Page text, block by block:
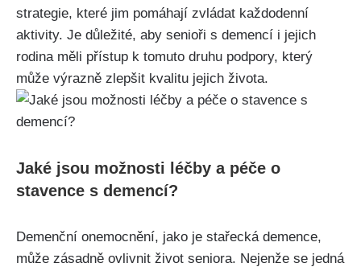
strategie, které jim pomáhají zvládat každodenní
aktivity. Je důležité, aby senioři s demencí i jejich
rodina měli přístup k tomuto druhu podpory, který
může výrazně zlepšit kvalitu jejich života.
Jaké jsou možnosti léčby a péče o
stavence s demencí?
Demenční onemocnění, jako je stařecká demence,
může zásadně ovlivnit život seniora. Nejenže se jedná